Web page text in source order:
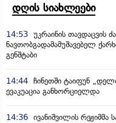
დღის სიახლეები
14:53 უკრაინის თავდაცვის
ნავთობგადამამუშავებელ
გენშტაბი
14:44 ჩინეთში ტაიფუნ
ევაკუაცია განხორციელდა
14:36 ივანიშვილის